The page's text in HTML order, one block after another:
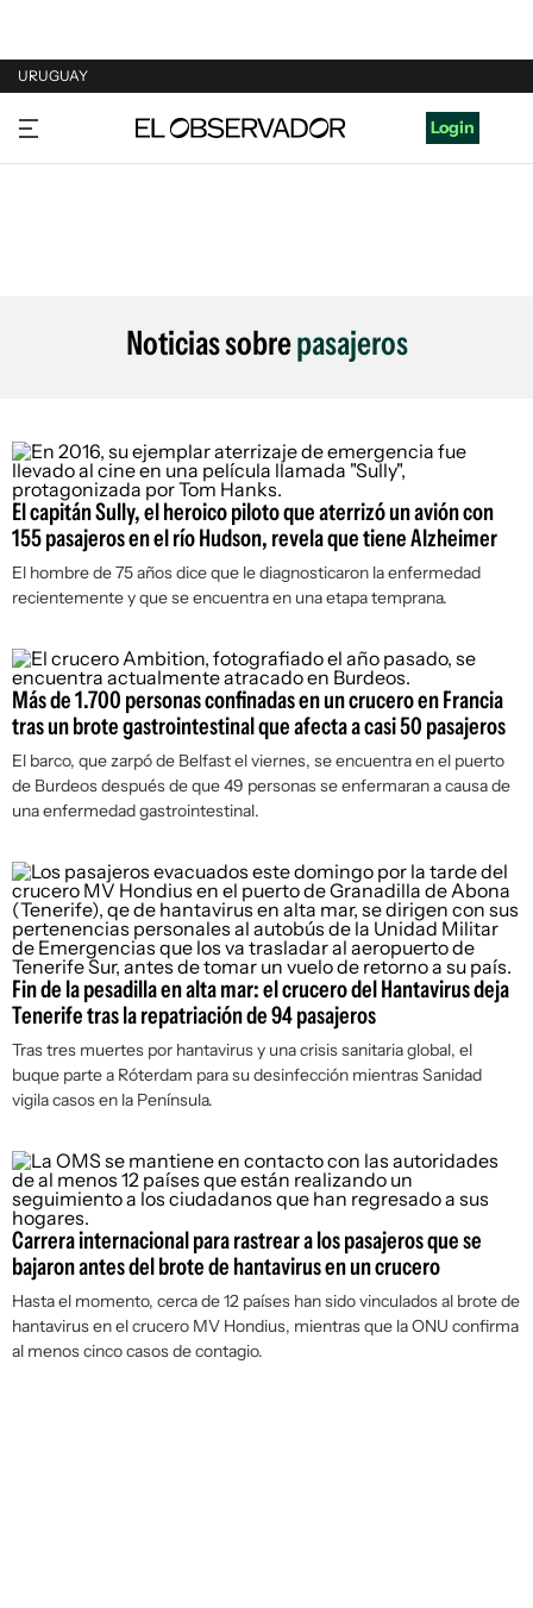
URUGUAY
URUGUAY
ARGENTINA
Login
Noticias sobrepasajeros
El capitán Sully, el heroico piloto que aterrizó un avión con
155 pasajeros en el río Hudson, revela que tiene Alzheimer
El hombre de 75 años dice que le diagnosticaron la enfermedad
recientemente y que se encuentra en una etapa temprana.
Más de 1.700 personas confinadas en un crucero en Francia
tras un brote gastrointestinal que afecta a casi 50 pasajeros
El barco, que zarpó de Belfast el viernes, se encuentra en el puerto
de Burdeos después de que 49 personas se enfermaran a causa de
una enfermedad gastrointestinal.
Fin de la pesadilla en alta mar: el crucero del Hantavirus deja
Tenerife tras la repatriación de 94 pasajeros
Tras tres muertes por hantavirus y una crisis sanitaria global, el
buque parte a Róterdam para su desinfección mientras Sanidad
vigila casos en la Península.
Carrera internacional para rastrear a los pasajeros que se
bajaron antes del brote de hantavirus en un crucero
Hasta el momento, cerca de 12 países han sido vinculados al brote de
hantavirus en el crucero MV Hondius, mientras que la ONU confirma
al menos cinco casos de contagio.